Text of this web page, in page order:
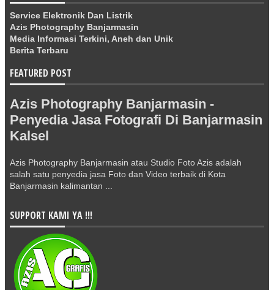
Service Elektronik Dan Listrik
Azis Photography Banjarmasin
Media Informasi Terkini, Aneh dan Unik
Berita Terbaru
FEATURED POST
Azis Photography Banjarmasin -
Penyedia Jasa Fotografi Di Banjarmasin
Kalsel
Azis Photography Banjarmasin atau Studio Foto Azis adalah
salah satu penyedia jasa Foto dan Video terbaik di Kota
Banjarmasin kalimantan ...
SUPPORT KAMI YA !!!